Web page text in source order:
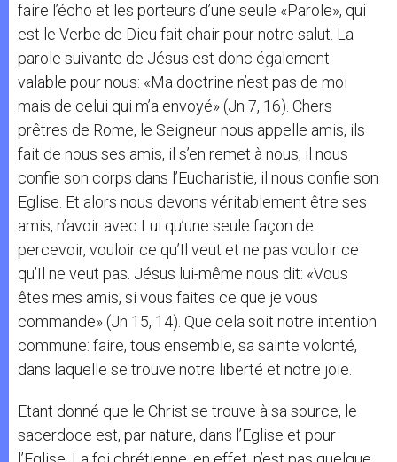
faire l’écho et les porteurs d’une seule «Parole», qui
est le Verbe de Dieu fait chair pour notre salut. La
parole suivante de Jésus est donc également
valable pour nous: «Ma doctrine n’est pas de moi
mais de celui qui m’a envoyé» (Jn 7, 16). Chers
prêtres de Rome, le Seigneur nous appelle amis, ils
fait de nous ses amis, il s’en remet à nous, il nous
confie son corps dans l’Eucharistie, il nous confie son
Eglise. Et alors nous devons véritablement être ses
amis, n’avoir avec Lui qu’une seule façon de
percevoir, vouloir ce qu’Il veut et ne pas vouloir ce
qu’Il ne veut pas. Jésus lui-même nous dit: «Vous
êtes mes amis, si vous faites ce que je vous
commande» (Jn 15, 14). Que cela soit notre intention
commune: faire, tous ensemble, sa sainte volonté,
dans laquelle se trouve notre liberté et notre joie.
Etant donné que le Christ se trouve à sa source, le
sacerdoce est, par nature, dans l’Eglise et pour